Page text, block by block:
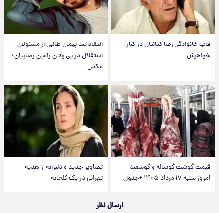
قاب خانوادگی رضا کیانیان در کنار
خواهرش
انتقاد تند پیمان طالبی از مسئولان
استقلال در پی رفتن رامین رضاییان+
عکس
قیمت گوشت گوساله و گوسفند
امروز شنبه ۱۷ مرداد ۱۴۰۵ +جدول
تصاویر جدید و دلبرانه از هدیه
تهرانی در یک گلخانه
ارسال نظر